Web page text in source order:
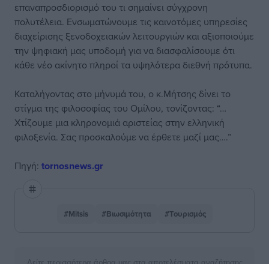
επαναπροσδιορισμό του τι σημαίνει σύγχρονη
πολυτέλεια. Ενσωματώνουμε τις καινοτόμες υπηρεσίες
διαχείρισης ξενοδοχειακών λειτουργιών και αξιοποιούμε
την ψηφιακή μας υποδομή για να διασφαλίσουμε ότι
κάθε νέο ακίνητο πληροί τα υψηλότερα διεθνή πρότυπα.
Καταλήγοντας στο μήνυμά του, ο κ.Μήτσης δίνει το
στίγμα της φιλοσοφίας του Ομίλου, τονίζοντας: “…
Χτίζουμε μια κληρονομιά αριστείας στην ελληνική
φιλοξενία. Σας προσκαλούμε να έρθετε μαζί μας….”
Πηγή: tornosnews.gr
#Mitsis #Βιωσιμότητα #Τουρισμός